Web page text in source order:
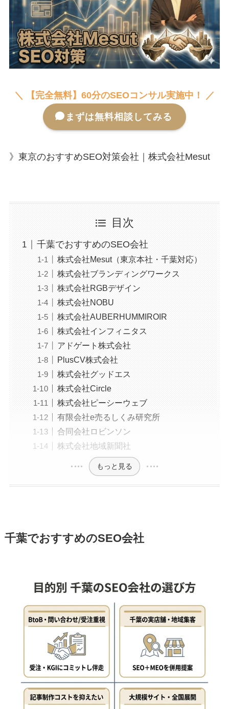
＼ 【完全無料】60分のSEOコンサル実施中！ ／
まずは無料相談してみる
》東京のおすすめSEO対策会社｜株式会社Mesut
目次
千葉でおすすめのSEO会社
株式会社Mesut（東京本社・千葉対応）
株式会社ブランディングワークス
株式会社RGBデザイン
株式会社NOBU
株式会社AUBERHUMMIROIR
株式会社インフィニタス
アドゲート株式会社
PlusCV株式会社
株式会社グッドエス
株式会社Circle
株式会社ピーシーウェブ
有限会社e売るしくみ研究所
合同会社ロビンソン
株式会社地域新聞社
もっと見る
千葉でおすすめのSEO会社